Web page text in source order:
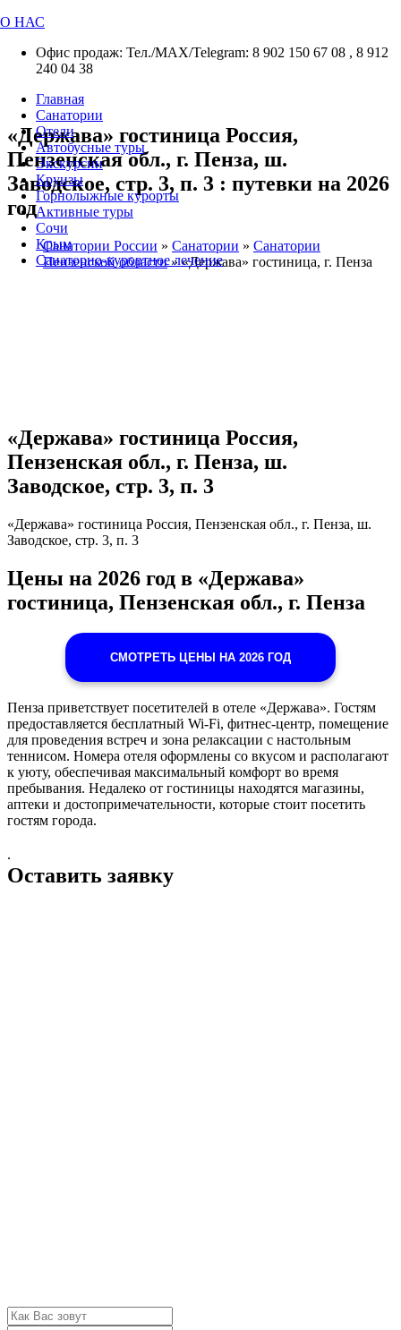
О НАС
Офис продаж: Тел./МАХ/Telegram: 8 902 150 67 08 , 8 912
240 04 38
Главная
Санатории
Отели
Автобусные туры
Экскурсии
Круизы
Горнолыжные курорты
Активные туры
Сочи
Крым
Санаторно-курортное лечение
«Держава» гостиница Россия,
Пензенская обл., г. Пенза, ш.
Заводское, стр. 3, п. 3 : путевки на 2026
год
Санатории России » Санатории » Санатории
Пензенской области»«Держава» гостиница, г. Пенза
«Держава» гостиница Россия,
Пензенская обл., г. Пенза, ш.
Заводское, стр. 3, п. 3
«Держава» гостиница Россия, Пензенская обл., г. Пенза, ш.
Заводское, стр. 3, п. 3
Цены на 2026 год в «Держава»
гостиница, Пензенская обл., г. Пенза
СМОТРЕТЬ ЦЕНЫ НА 2026 ГОД
Пенза приветствует посетителей в отеле «Держава». Гостям
предоставляется бесплатный Wi-Fi, фитнес-центр, помещение
для проведения встреч и зона релаксации с настольным
теннисом. Номера отеля оформлены со вкусом и располагают
к уюту, обеспечивая максимальный комфорт во время
пребывания. Недалеко от гостиницы находятся магазины,
аптеки и достопримечательности, которые стоит посетить
гостям города.
.
Оставить заявку